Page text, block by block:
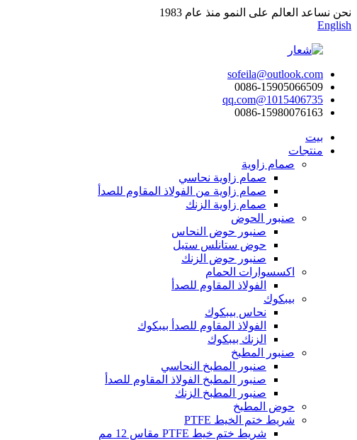
نحن نساعد العالم على النمو منذ عام 1983
English
sofeila@outlook.com
0086-15905066509
1015406735@qq.com
0086-15980076163
بيت
منتجات
صمام زاوية
صمام زاوية نحاسي
صمام زاوية من الفولاذ المقاوم للصدأ
صمام زاوية الزنك
صنبور الحوض
صنبور حوض النحاس
حوض ستانلس ستيل
صنبور حوض الزنك
اكسسوارات الحمام
الفولاذ المقاوم للصدأ
بيبكوك
نحاس بيبكوك
الفولاذ المقاوم للصدأ بيبكوك
الزنك بيبكوك
صنبور المطبخ
صنبور المطبخ النحاسي
صنبور المطبخ الفولاذ المقاوم للصدأ
صنبور المطبخ الزنك
حوض المطبخ
شريط ختم الخيط PTFE
شريط ختم خيط PTFE مقاس 12 مم